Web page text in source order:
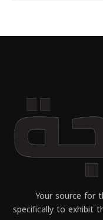
Your source for
specifically to exhibit